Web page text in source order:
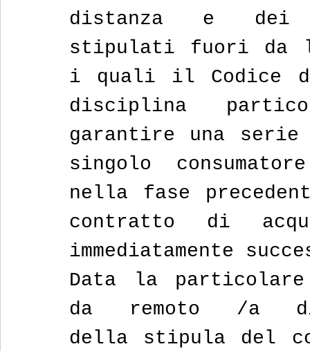
distanza e dei
stipulati fuori da
i quali il Codice del
disciplina
garantire una
singolo
nella fase
contratto di
immediatamente
Data la
da remoto /a
della stipula del